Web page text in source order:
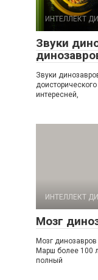
ИНТЕЛЛЕКТ
Звуки
Звуки
интересней,
ИНТЕЛЛЕКТ
Мозг
Мозг
Марш более 100
полный